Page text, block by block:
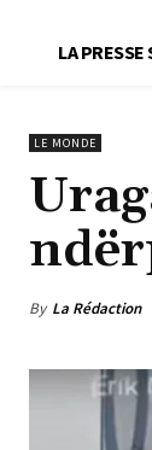
LA PRESSE
LE MONDE
By La Rédaction